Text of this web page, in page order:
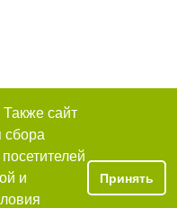
Также сайт
сбора
и
Принять